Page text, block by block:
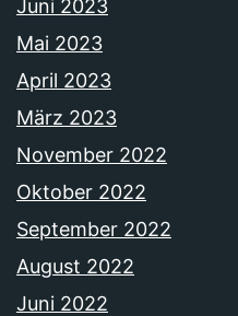
Juni 2023
Mai 2023
April 2023
März 2023
November 2022
Oktober 2022
September 2022
August 2022
Juni 2022